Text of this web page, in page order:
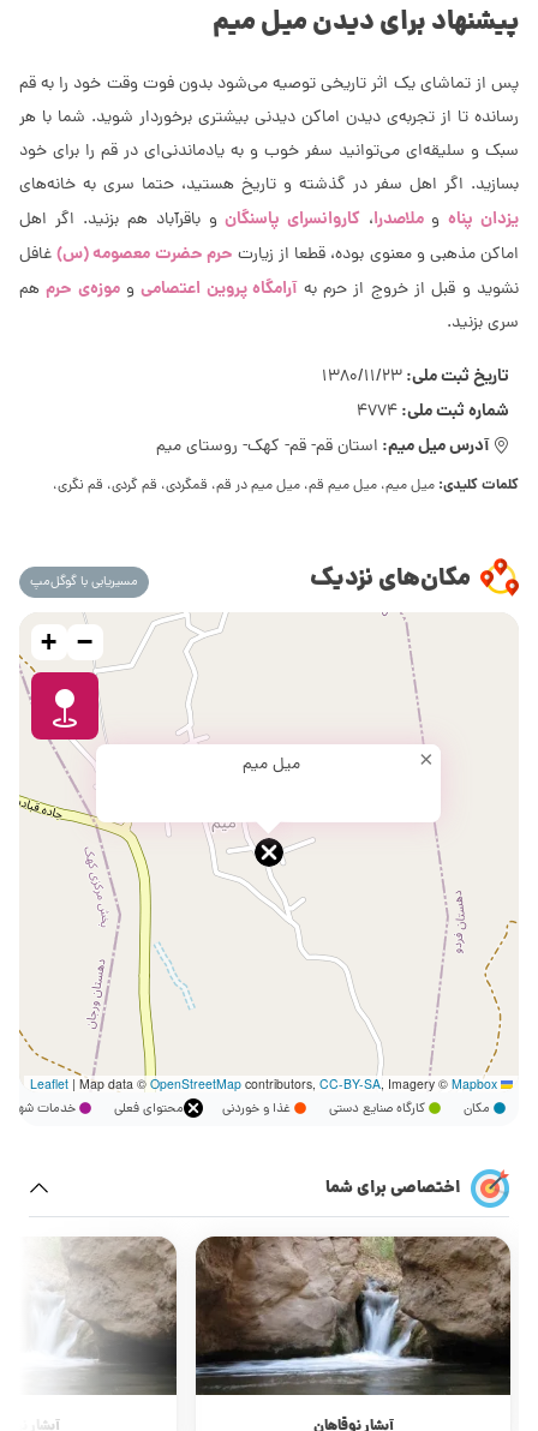
پیشنهاد برای دیدن میل میم
پس از تماشای یک اثر تاریخی توصیه می‌شود بدون فوت وقت خود را به قم
رسانده تا از تجربه‌ی دیدن اماکن دیدنی بیشتری برخوردار شوید. شما با هر
سبک و سلیقه‌ای می‌توانید سفر خوب و به یادماندنی‌ای در قم را برای خود
بسازید. اگر اهل سفر در گذشته و تاریخ هستید، حتما سری به خانه‌های
یزدان پناهو ملاصدرا، کاروانسرای پاسنگانو باقرآباد هم بزنید. اگر اهل
اماکن مذهبی و معنوی بوده، قطعا از زیارت حرم حضرت معصومه (س)غافل
نشوید و قبل از خروج از حرم بهآرامگاه پروین اعتصامیوموزه‌ی حرمهم
سری بزنید.
تاریخ ثبت ملی:1380/11/23
شماره ثبت ملی:4774
آدرس میل میم: استان قم- قم- کهک- روستای میم
کلمات کلیدی: میل میم، میل میم قم، میل میم در قم، قمگردی، قم گردی، قم نگری،
مکان‌های نزدیک مسیریابی با گوگل‌مپ
میل میم ×
+ −
Leaflet
| Map data © OpenStreetMapcontributors, CC-BY-SA, Imagery © Mapbox
مکان کارگاه صنایع دستی غذا و خوردنی محتوای فعلی خدمات
اختصاصی برای شما